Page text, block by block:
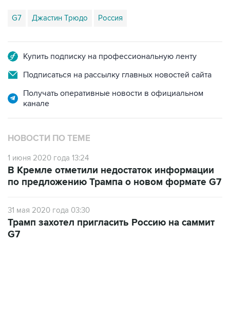
G7 Джастин Трюдо Россия
Купить подписку на профессиональную ленту
Подписаться на рассылку главных новостей сайта
Получать оперативные новости в официальном
канале
НОВОСТИ ПО ТЕМЕ
1 июня 2020 года 13:24
В Кремле отметили недостаток информации
по предложению Трампа о новом формате G7
31 мая 2020 года 03:30
Трамп захотел пригласить Россию на саммит
G7